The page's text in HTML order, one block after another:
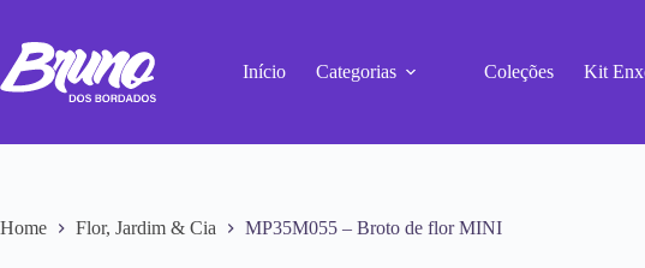
Início Categorias Coleções Kit
Home Flor, Jardim & Cia MP35M055 – Broto de flor MINI